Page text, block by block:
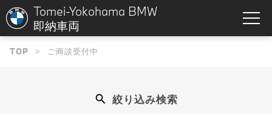
Tomei-Yokohama BMW
即納車両
TOP ご商談受付中
絞り込み検索